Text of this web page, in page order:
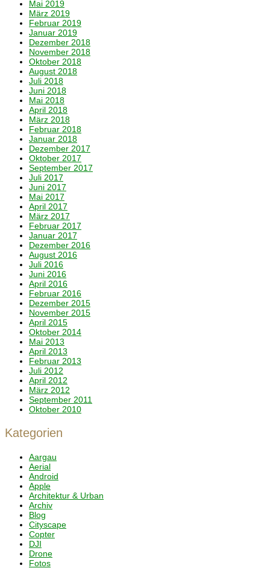
Mai 2019
März 2019
Februar 2019
Januar 2019
Dezember 2018
November 2018
Oktober 2018
August 2018
Juli 2018
Juni 2018
Mai 2018
April 2018
März 2018
Februar 2018
Januar 2018
Dezember 2017
Oktober 2017
September 2017
Juli 2017
Juni 2017
Mai 2017
April 2017
März 2017
Februar 2017
Januar 2017
Dezember 2016
August 2016
Juli 2016
Juni 2016
April 2016
Februar 2016
Dezember 2015
November 2015
April 2015
Oktober 2014
Mai 2013
April 2013
Februar 2013
Juli 2012
April 2012
März 2012
September 2011
Oktober 2010
Kategorien
Aargau
Aerial
Android
Apple
Architektur & Urban
Archiv
Blog
Cityscape
Copter
DJI
Drone
Fotos